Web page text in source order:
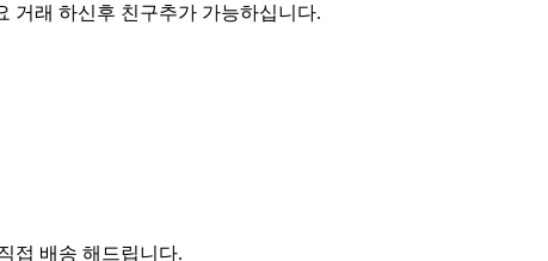
거래 하신후 친구추가 가능하십니다.
접 배송 해드립니다.